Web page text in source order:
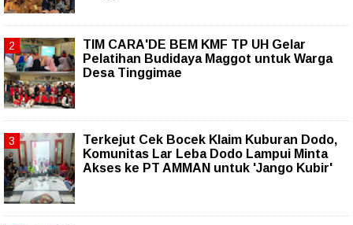
TIM CARA'DE BEM KMF TP UH Gelar
Pelatihan Budidaya Maggot untuk Warga
Desa Tinggimae
Terkejut Cek Bocek Klaim Kuburan Dodo,
Komunitas Lar Leba Dodo Lampui Minta
Akses ke PT AMMAN untuk 'Jango Kubir'